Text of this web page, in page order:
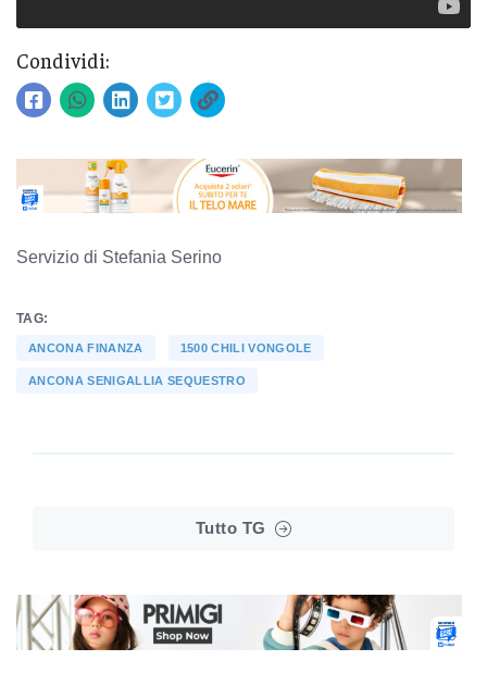
Condividi:
Servizio di Stefania Serino
TAG:
ANCONA FINANZA 1500 CHILI VONGOLE
ANCONA SENIGALLIA SEQUESTRO
Tutto TG